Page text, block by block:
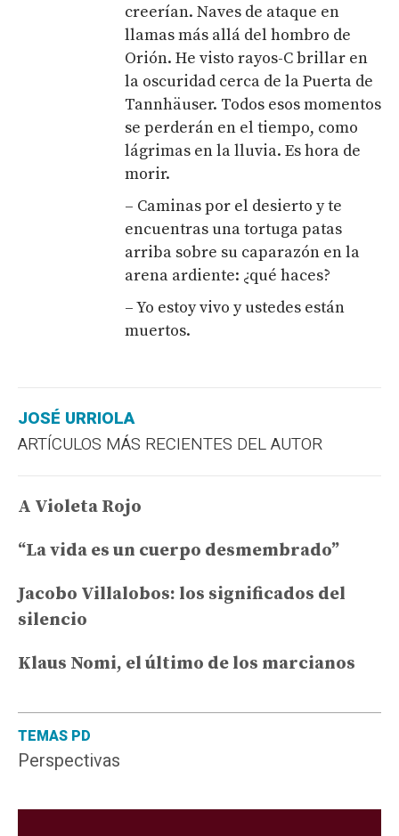
TEMAS PD
Perspectivas
creerían. Naves de ataque en
llamas más allá del hombro de
Orión. He visto rayos-C brillar en
la oscuridad cerca de la Puerta de
Tannhäuser. Todos esos momentos
se perderán en el tiempo, como
lágrimas en la lluvia. Es hora de
morir.
– Caminas por el desierto y te
encuentras una tortuga patas
arriba sobre su caparazón en la
arena ardiente: ¿qué haces?
– Yo estoy vivo y ustedes están
muertos.
JOSÉ URRIOLA
ARTÍCULOS MÁS RECIENTES DEL AUTOR
A Violeta Rojo
“La vida es un cuerpo desmembrado”
Jacobo Villalobos: los significados del
silencio
Klaus Nomi, el último de los marcianos